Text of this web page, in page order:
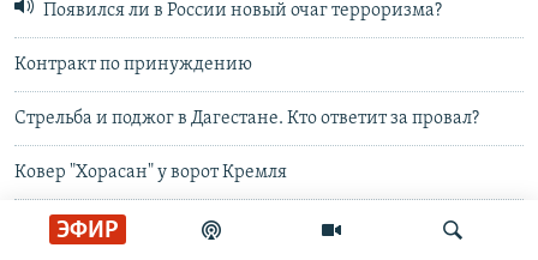
ЭФИР
Появился ли в России новый очаг терроризма?
Контракт по принуждению
Стрельба и поджог в Дагестане. Кто ответит за провал?
Ковер "Хорасан" у ворот Кремля
Путин запутался в друзьях-исламистах